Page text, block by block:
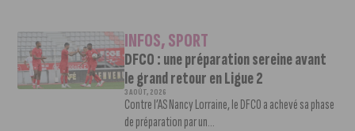
INFOS,SPORT
DFCO : une préparation sereine avant
le grand retour en Ligue 2
3 AOÛT, 2026
Contre l’AS Nancy Lorraine, le DFCO a achevé sa phase
de préparation par un...